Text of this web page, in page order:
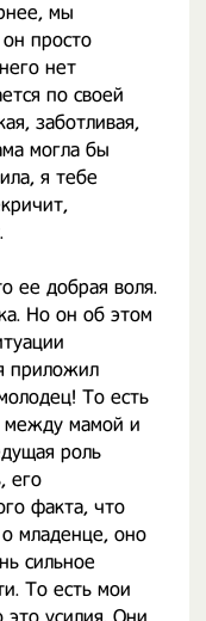
мы
просто
нет
по своей
заботливая,
могла бы
я тебе
ее добрая воля.
Но он об этом
приложил
То есть
между мамой и
роль
его
факта, что
младенце, оно
сильное
То есть мои